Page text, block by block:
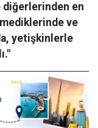
en
ve
yetişkinlerle